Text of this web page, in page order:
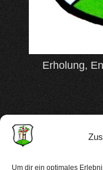
Um dir ein optimales
Erholung,